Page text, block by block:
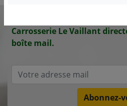
Carrosserie Le Vaillant
boîte mail.
Abonnez-